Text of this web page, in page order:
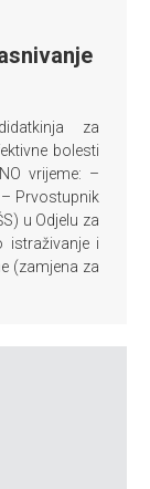
za
bolesti
vrijeme: –
Prvostupnik
u Odjelu za
istraživanje i
(zamjena za